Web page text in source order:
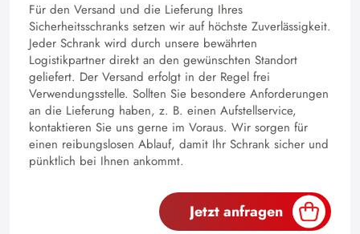
Für den Versand und die Lieferung Ihres
Sicherheitsschranks setzen wir auf höchste Zuverlässigkeit.
Jeder Schrank wird durch unsere bewährten
Logistikpartner direkt an den gewünschten Standort
geliefert. Der Versand erfolgt in der Regel frei
Verwendungsstelle. Sollten Sie besondere Anforderungen
an die Lieferung haben, z. B. einen Aufstellservice,
kontaktieren Sie uns gerne im Voraus. Wir sorgen für
einen reibungslosen Ablauf, damit Ihr Schrank sicher und
pünktlich bei Ihnen ankommt.
Jetzt anfragen